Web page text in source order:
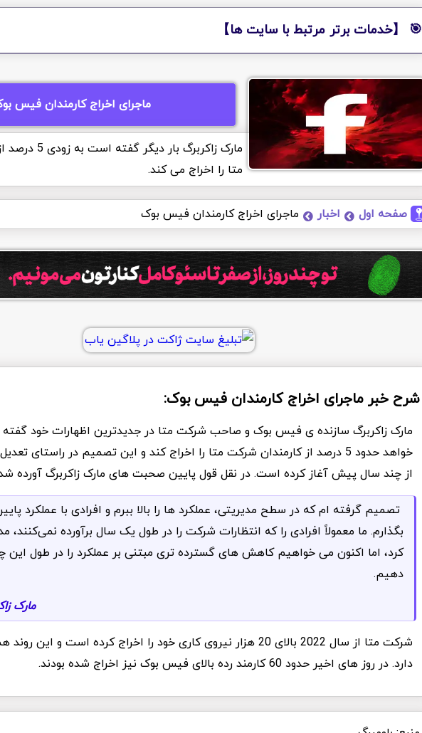
🎯 【خدمات برتر مرتبط با سایت ها】
ماجرای اخراج کارمندان فیس
مارک زاکربرگ
متا را اخراج می کند.
صفحه اول اخبار ماجرای اخراج کارمندان فیس بوک
شرح خبر ماجرای اخراج کارمندان فیس بوک:
مارک زاکربرگ سازنده ی فیس بوک و صاحب شرکت متا در جدیدترین اظهارات خود
خواهد حدود 5 درصد از کارمندان شرکت متا را اخراج کند و این تصمیم در راستای
از چند سال پیش آغاز کرده است. در نقل قول پایین صحبت های مارک زاکربرگ آورده
تصمیم گرفته‌ ام که در سطح مدیریتی، عملکرد ها را بالا ببرم و افرادی با عملکرد
بگذارم. ما معمولاً افرادی را که انتظارات شرکت را در طول یک سال برآورده نمی‌کنند،
کرد، اما اکنون می‌ خواهیم کاهش‌ های گسترده‌ تری مبتنی بر عملکرد را در طول این
دهیم.
مارک
شرکت متا از سال 2022 بالای 20 هزار نیروی کاری خود را اخراج کرده است و این
دارد. در روز های اخیر حدود 60 کارمند رده بالای فیس بوک نیز اخراج شده بودند.